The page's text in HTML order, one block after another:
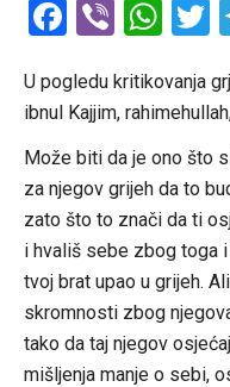
Viber
U pogledu kritikovanja
ibnul Kajjim,
Može biti da je ono što
za njegov grijeh da to
zato što to znači da ti
i hvališ sebe zbog toga
tvoj brat upao u grijeh.
skromnosti zbog
tako da taj njegov
mišljenja manje o sebi,